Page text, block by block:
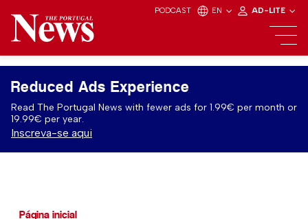
PODCAST EN AD-LITE
Reduced Ads Experience
Read The Portugal News with fewer ads for 1.99€ per month or
19.99€ per year.
Inscreva-se aqui
Página inicial